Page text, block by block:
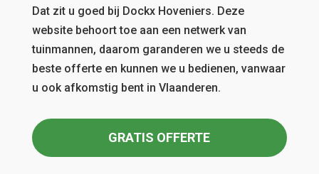
Dat zit u goed bij Dockx Hoveniers. Deze
website behoort toe aan een netwerk van
tuinmannen, daarom garanderen we u steeds de
beste offerte en kunnen we u bedienen, vanwaar
u ook afkomstig bent in Vlaanderen.
GRATIS OFFERTE